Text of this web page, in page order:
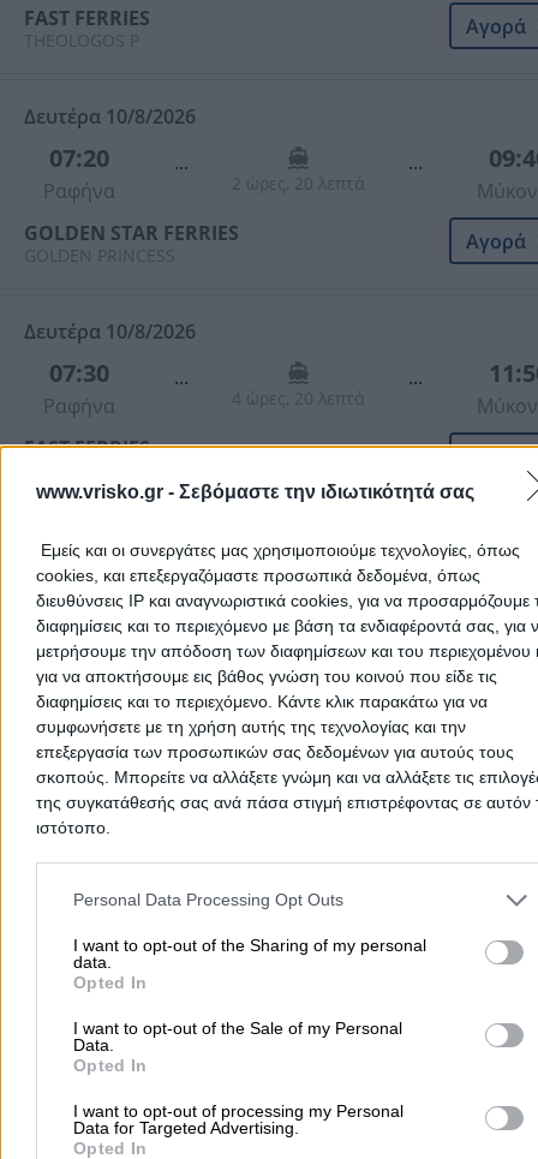
www.vrisko.gr - Σεβόμαστε την ιδιωτικότητά σας
Εμείς και οι συνεργάτες μας χρησιμοποιούμε τεχνολογίες, όπως
cookies, και επεξεργαζόμαστε προσωπικά δεδομένα, όπως
διευθύνσεις IP και αναγνωριστικά cookies, για να προσαρμόζουμε
διαφημίσεις και το περιεχόμενο με βάση τα ενδιαφέροντά σας, για
μετρήσουμε την απόδοση των διαφημίσεων και του περιεχομένου
για να αποκτήσουμε εις βάθος γνώση του κοινού που είδε τις
διαφημίσεις και το περιεχόμενο. Κάντε κλικ παρακάτω για να
συμφωνήσετε με τη χρήση αυτής της τεχνολογίας και την
επεξεργασία των προσωπικών σας δεδομένων για αυτούς τους
σκοπούς. Μπορείτε να αλλάξετε γνώμη και να αλλάξετε τις
της συγκατάθεσής σας ανά πάσα στιγμή επιστρέφοντας σε αυτόν
ιστότοπο.
Please note that this website/app uses one or more Google
and may gather and store information including but not limited to
to Google and its third-party tags to use your data for below
purposes in below Google consent section.
Personal Data Processing Opt Outs
I want to opt-out of the Sharing of my personal
data.
Opted In
I want to opt-out of the Sale of my Personal
Data.
Opted In
I want to opt-out of processing my Personal
Data for Targeted Advertising.
Opted In
FAST FERRIES
THEOLOGOS P
Αγορά
Δευτέρα 10/8/2026
07:20
Ραφήνα
...
2 ώρες, 20 λεπτά
...
GOLDEN STAR FERRIES
GOLDEN PRINCESS
Αγορά
Δευτέρα 10/8/2026
07:30
Ραφήνα
...
4 ώρες, 20 λεπτά
...
FAST FERRIES
Αγορά
Δευτέρα 10/8/2026
07:40
Ραφήνα
...
2 ώρες, 25 λεπτά
...
SEA JETS
TERA JET 2
Αγορά
Δευτέρα 10/8/2026
07:50
Ραφήνα
... ...
ANDROS KING
Δευτέρα 10/8/2026
08:05
Ραφήνα
...
4 ώρες, 0 λεπτά
SUPERFERRY
Αγορά